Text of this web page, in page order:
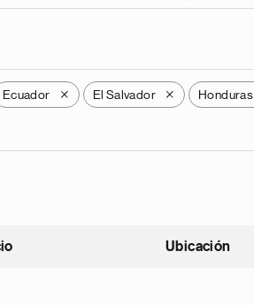
Ecuador X El Salvador X Honduras
ascendente
Ubicación